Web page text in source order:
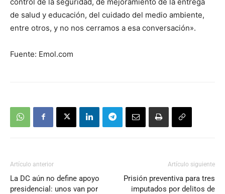
de salud y educación, del cuidado del medio ambiente,
entre otros, y no nos cerramos a esa conversación».
Fuente: Emol.com
Artículo anterior
La DC aún no define apoyo
presidencial: unos van por
Artículo siguiente
Prisión preventiva para tres
imputados por delitos de